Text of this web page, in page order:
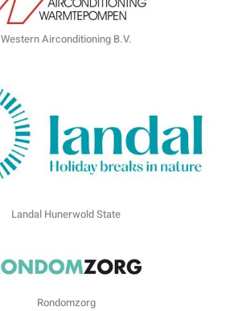
Western Airconditioning B.V.
Landal Hunerwold State
Rondomzorg